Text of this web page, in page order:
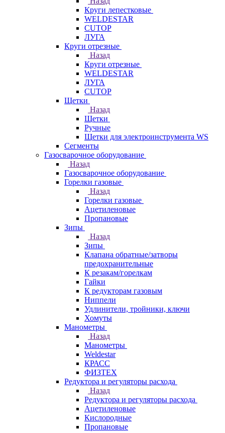
Круги лепестковые
WELDESTAR
CUTOP
ЛУГА
Круги отрезные
Назад
Круги отрезные
WELDESTAR
ЛУГА
CUTOP
Щетки
Назад
Щетки
Ручные
Щетки для электроинструмента WS
Сегменты
Газосварочное оборудование
Назад
Газосварочное оборудование
Горелки газовые
Назад
Горелки газовые
Ацетиленовые
Пропановые
Зипы
Назад
Зипы
Клапана обратные/затворы
предохранительные
К резакам/горелкам
Гайки
К редукторам газовым
Ниппели
Удлинители, тройники, ключи
Хомуты
Манометры
Назад
Манометры
Weldestar
КРАСС
ФИЗТЕХ
Редуктора и регуляторы расхода
Назад
Редуктора и регуляторы расхода
Ацетиленовые
Кислородные
Пропановые